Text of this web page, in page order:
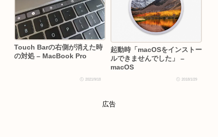
Touch Barの右側が消えた時
の対処 – MacBook Pro
2021/9/18
起動時「macOSをインストー
ルできませんでした」 –
macOS
2018/1/29
広告